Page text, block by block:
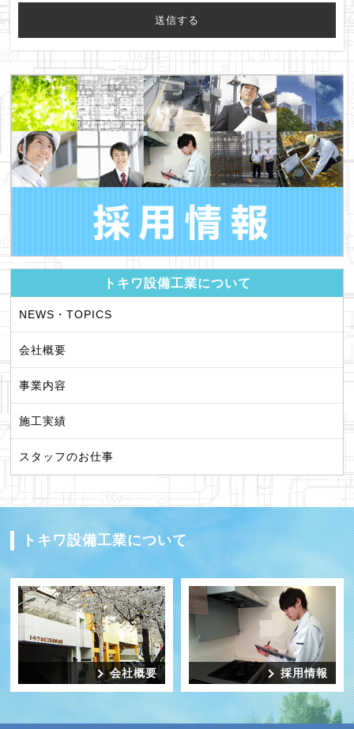
トキワ設備工業について
NEWS・TOPICS
会社概要
事業内容
施工実績
スタッフのお仕事
トキワ設備工業について
会社概要 採用情報